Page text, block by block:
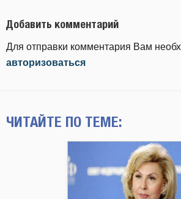
Добавить комментарий
Для отправки комментария Вам
авторизоваться
ЧИТАЙТЕ ПО ТЕМЕ: